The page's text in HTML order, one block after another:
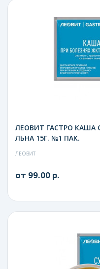
ЛЕОВИТ ГАСТРО КАША
ЛЬНА 15Г. №1 ПАК.
ЛЕОВИТ
от 99.00 р.